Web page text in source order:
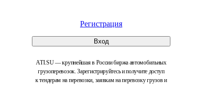
Регистрация
Вход
ATI.SU — крупнейшая в России биржа автомобильных
грузоперевозок. Зарегистрируйтесь и получите доступ
к тендерам на перевозки, заявкам на перевозку грузов и